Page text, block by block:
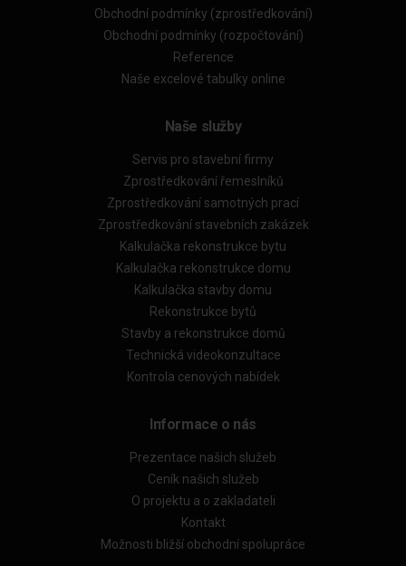
Obchodní podmínky (zprostředkování)
Obchodní podmínky (rozpočtování)
Reference
Naše excelové tabulky online
Naše služby
Servis pro stavební firmy
Zprostředkování řemeslníků
Zprostředkování samotných prací
Zprostředkování stavebních zakázek
Kalkulačka rekonstrukce bytu
Kalkulačka rekonstrukce domu
Kalkulačka stavby domu
Rekonstrukce bytů
Stavby a rekonstrukce domů
Technická videokonzultace
Kontrola cenových nabídek
Informace o nás
Prezentace našich služeb
Ceník našich služeb
O projektu a o zakladateli
Kontakt
Možnosti bližší obchodní spolupráce